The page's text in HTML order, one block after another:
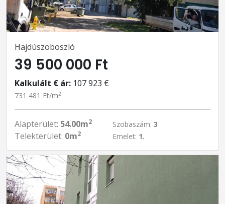
Hajdúszoboszló
39 500 000 Ft
Kalkulált € ár: 107 923 €
731 481 Ft/m2
Alapterület: 54.00m2
Telekterület: 0m2
Szobaszám: 3
Emelet: 1.